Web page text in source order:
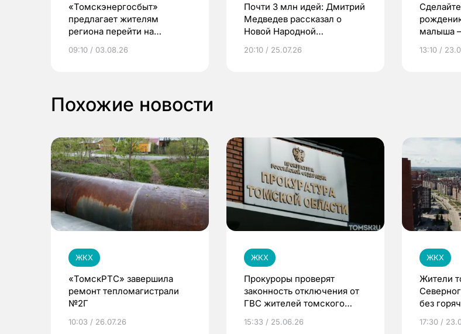
«Томскэнергосбыт»
предлагает жителям
региона перейти на
выиграть призы
09:10 / 03.08.26
Почти 3 млн идей: Дмитрий
Медведев рассказал о
Новой Народной
20:10 / 25.07.26
малыша
по ОМС!
13:10 /
Похожие новости
ЖКХ
«ТомскРТС» завершила
ремонт тепломагистрали
№2Г
10:03 / 26.07.26
ЖКХ
Прокуроры проверят
законность отключения от
ГВС жителей томского
15:33 / 25.06.26
ЖКХ
Жители
без
газ
17:30 /